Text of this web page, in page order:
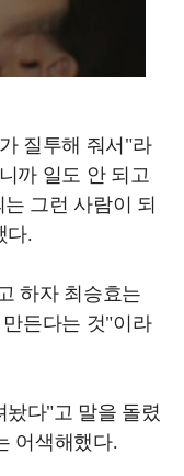
질투해 줘서"라
까 일도 안 되고
그런 사람이 되
다.
하자 최승효는
든다는 것"이라
놨다"고 말을 돌렸
어색해했다.